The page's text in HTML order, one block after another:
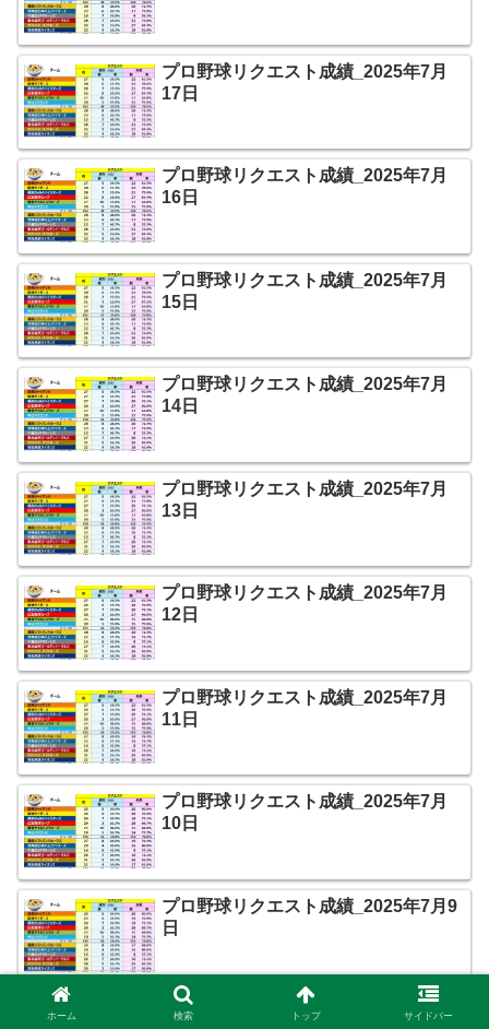
プロ野球リクエスト成績_2025年7月
17日
プロ野球リクエスト成績_2025年7月
16日
プロ野球リクエスト成績_2025年7月
15日
プロ野球リクエスト成績_2025年7月
14日
プロ野球リクエスト成績_2025年7月
13日
プロ野球リクエスト成績_2025年7月
12日
プロ野球リクエスト成績_2025年7月
11日
プロ野球リクエスト成績_2025年7月
10日
プロ野球リクエスト成績_2025年7月9
日
プロ野球リクエスト成績_2025年7月8
ホーム 検索 トップ サイドバー